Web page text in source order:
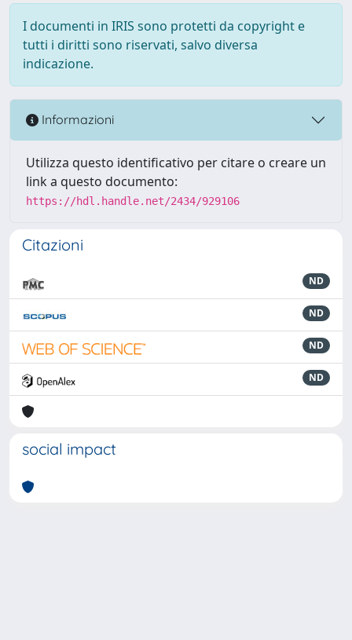
I documenti in IRIS sono protetti da copyright e
tutti i diritti sono riservati, salvo diversa
indicazione.
Informazioni
Utilizza questo identificativo per citare o creare un
link a questo documento:
https://hdl.handle.net/2434/929106
Citazioni
ND
ND
ND
ND
social impact